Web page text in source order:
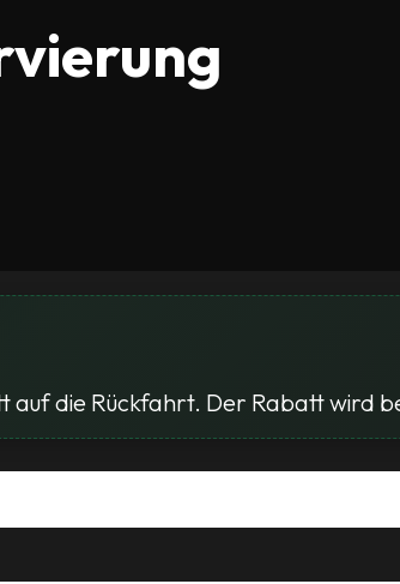
auf die Rückfahrt. Der Rabatt wird